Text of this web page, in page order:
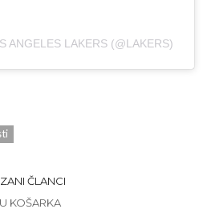
ANGELES LAKERS (@LAKERS)
ČLANCI
KOŠARKA